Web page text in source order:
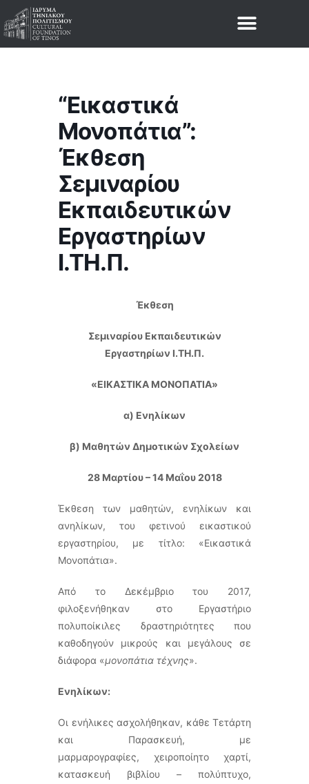
“Εικαστικά
Μονοπάτια”:
Έκθεση
Σεμιναρίου
Εκπαιδευτικών
Εργαστηρίων
Ι.ΤΗ.Π.
Έκθεση
Σεμιναρίου Εκπαιδευτικών
Εργαστηρίων Ι.ΤΗ.Π.
«ΕΙΚΑΣΤΙΚΑ ΜΟΝΟΠΑΤΙΑ»
α) Ενηλίκων
β) Μαθητών Δημοτικών Σχολείων
28 Μαρτίου – 14 Μαΐου 2018
Έκθεση των μαθητών, ενηλίκων και
ανηλίκων, του φετινού εικαστικού
εργαστηρίου, με τίτλο: «Εικαστικά
Μονοπάτια».
Από το Δεκέμβριο του 2017,
φιλοξενήθηκαν στο Εργαστήριο
πολυποίκιλες δραστηριότητες που
καθοδηγούν μικρούς και μεγάλους σε
διάφορα «μονοπάτια τέχνης».
Ενηλίκων:
Οι ενήλικες ασχολήθηκαν, κάθε Τετάρτη
και Παρασκευή, με
μαρμαρογραφίες, χειροποίητο χαρτί,
κατασκευή βιβλίου – πολύπτυχο,